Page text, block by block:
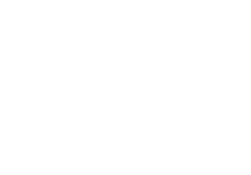
distributeurs et
projet à notre service